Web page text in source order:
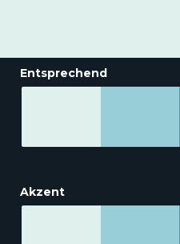
Entsprechend
Akzent